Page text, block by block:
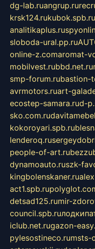
dg-lab.ruangrup.ru
krsk124.rukubok.spb.ru
analitikaplus.ru
sloboda-ural.pp.ru
online-z.comaromat-
mobilvest.rubbd.net.ru
smp-forum.rubastion-
avrmotors.ruart-
ecostep-samara.rud-
sko.com.ru
kokoroyari.spb.ru
lenderoq.ru
people-of-art.ru
dynamoauto.ruszk-
kingbolenskaner.ru
act1.spb.ru
detsad125.rumir-
council.spb.ru
iclub.net.rugazon-
pylesostineco.rumsts-